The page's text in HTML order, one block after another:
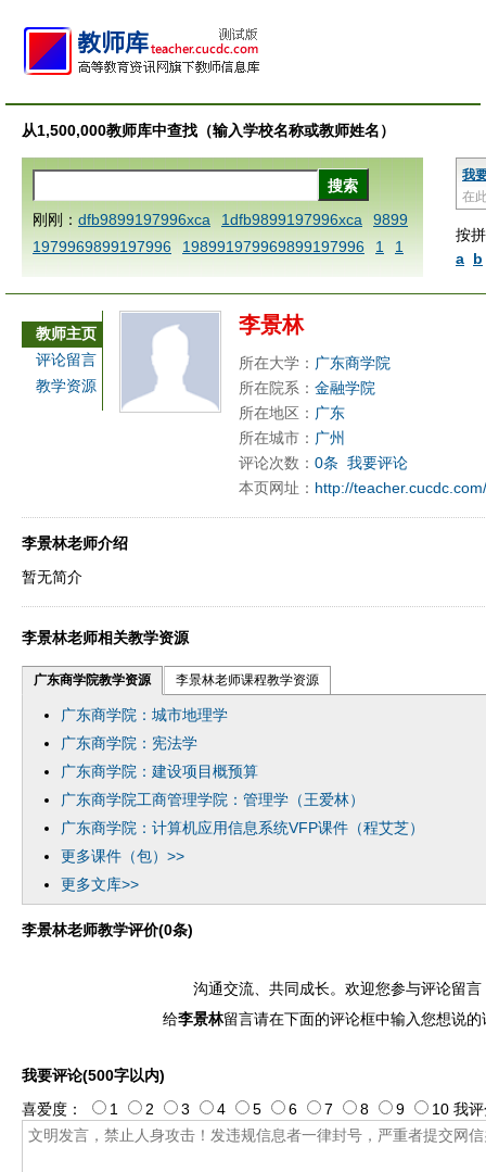
从1,500,000教师库中查找（输入学校名称或教师姓名）
我
在
按
a b
刚刚： dfb9899197996xca 1dfb9899197996xca
9899
1979969899197996
198991979969899197996 1
1
AAABBBCCCdefine blablaenddefine dfbxyzendtemplat
a
1dfbmath key98991 methodmultiply operand97996x
ca
1dfbsetx9899197996xxca 1dfbthisxca
1dfbxca12
3
1dfbzzzzzzzzbbbccccdddeeexcareplacezo
1printdf
b 9899197996 xca
AAABBBCCCdefine blablaenddefin
e dfbxyzendtemplate dfbCCCBBBAAA
dfb
dfb989919
dfbmath key98991 methodmulti
dfbsetx9899197996xxca
教师主页
评论留言
教学资源
李景林
所在大学： 广东商学院
所在院系： 金融学院
所在地区： 广东
所在城市： 广州
评论次数： 0条 我要评论
本页网址： http://
李景林老师介绍
暂无简介
李景林老师相关教学资源
广东商学院教学资源 李景林老师课程教学资源
广东商学院：城市地理学
广东商学院：宪法学
广东商学院：建设项目概预算
广东商学院工商管理学院：管理学（王爱林）
广东商学院：计算机应用信息系统VFP课件（程艾芝）
更多课件（包）>>
更多文库>>
李景林老师教学评价(0条)
沟通交流、共同成长。欢迎您参与评论留言
给李景林留言请在下面的评论框中输入您想说的
我要评论(500字以内)
喜爱度： 1 2 3 4 5 6 7 8 9 10 我评